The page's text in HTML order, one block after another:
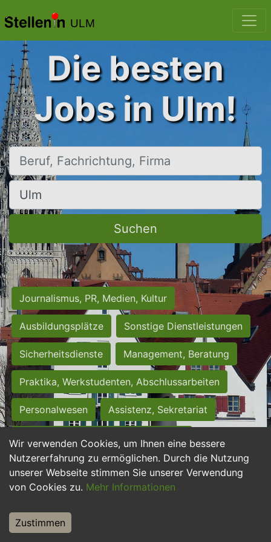
ULM
Wir verwenden Cookies, um Ihnen eine bessere
Nutzererfahrung zu ermöglichen. Durch die Nutzung
unserer Webseite stimmen Sie unserer Verwendung
von Cookies zu. Mehr Informationen
Zustimmen
Die besten
Jobs in Ulm!
Beruf, Fachrichtung, Firma
Ort, Stadt
Suchen
Journalismus, PR, Medien, Kultur
Ausbildungsplätze Sonstige Dienstleistungen
Sicherheitsdienste Management, Beratung
Praktika, Werkstudenten, Abschlussarbeiten
Personalwesen Assistenz, Sekretariat
Hilfskräfte, Aushilfs- und Nebenjobs
Einkauf, Logistik, Materialwirtschaft
Weiterbildung, Studium, duale Ausbildung
Tourismus